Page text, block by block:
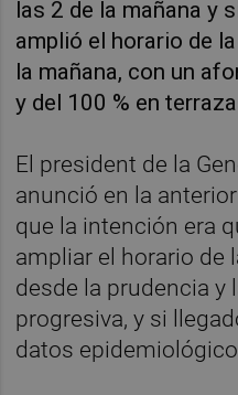
las 2 de la mañana y
amplió el horario de
la mañana, con un
y del 100 % en
El president de la
anunció en la
que la intención era
ampliar el horario de
desde la prudencia y
progresiva, y si
datos